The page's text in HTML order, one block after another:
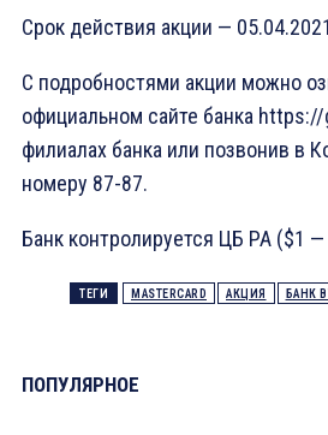
Срок действия акции —
С подробностями акции можно
официальном сайте банка
филиалах банка или позвонив в
номеру 87-87.
Банк контролируется ЦБ РА ($1
ТЕГИ MASTERCARD АКЦИЯ БАНК
ПОПУЛЯРНОЕ